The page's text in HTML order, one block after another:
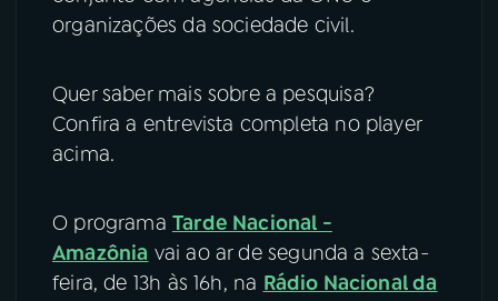
organizações da sociedade civil.
Quer saber mais sobre a pesquisa?
Confira a entrevista completa no player
acima.
O programa Tarde Nacional -
Amazônia vai ao ar de segunda a sexta-
feira, de 13h às 16h, na Rádio Nacional da